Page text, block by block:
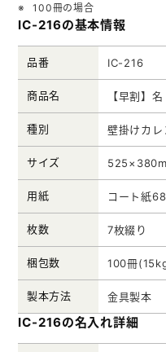
うちわ
扇子本
ノベル
100冊の場合
IC-216の基本情報
品番 IC-216
商品名 【早割】
種別 壁掛けカレ
サイズ
用紙 コート紙
枚数 7枚綴り
梱包数 100冊
製本方法 金具製本
IC-216の名入れ詳細